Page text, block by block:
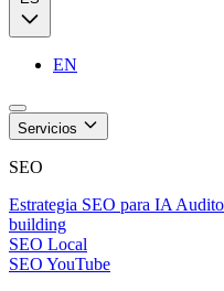
EN
Servicios
SEO
Estrategia SEO para IA
building
SEO Local
SEO YouTube